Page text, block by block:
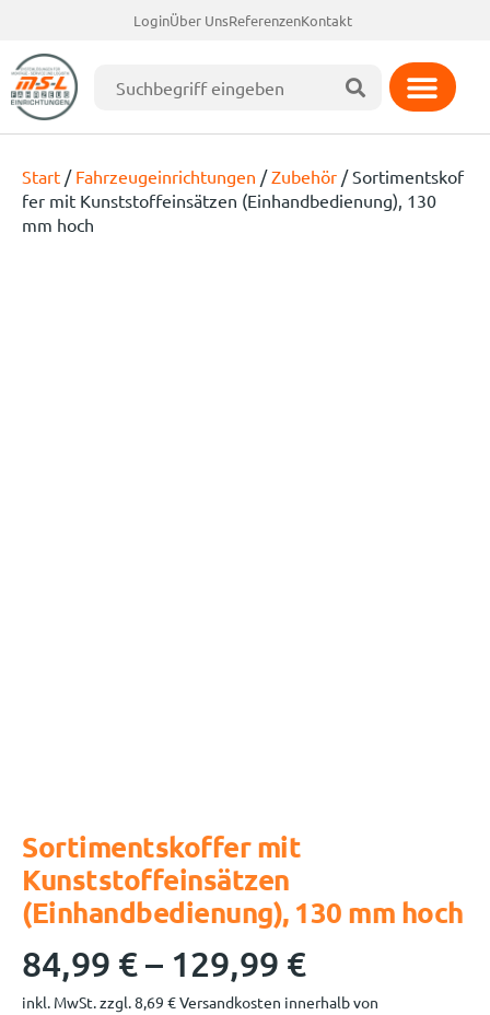
LoginÜber UnsReferenzenKontakt
Start / Fahrzeugeinrichtungen /Zubehör / Sortimentskof
fer mit Kunststoffeinsätzen (Einhandbedienung), 130
mm hoch
Sortimentskoffer mit
Kunststoffeinsätzen
(Einhandbedienung), 130 mm hoch
84,99 €– 129,99 €
inkl. MwSt.zzgl.8,69 €Versandkosten innerhalb von